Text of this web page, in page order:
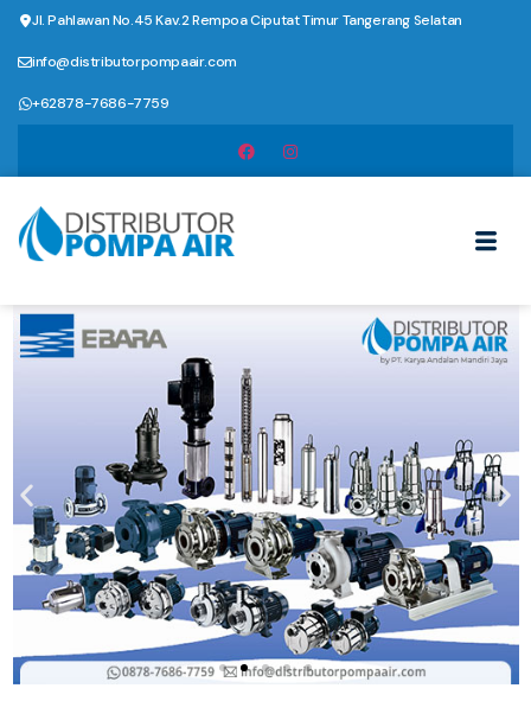
Jl. Pahlawan No.45 Kav.2 Rempoa Ciputat Timur Tangerang Selatan
info@distributorpompaair.com
+62878-7686-7759